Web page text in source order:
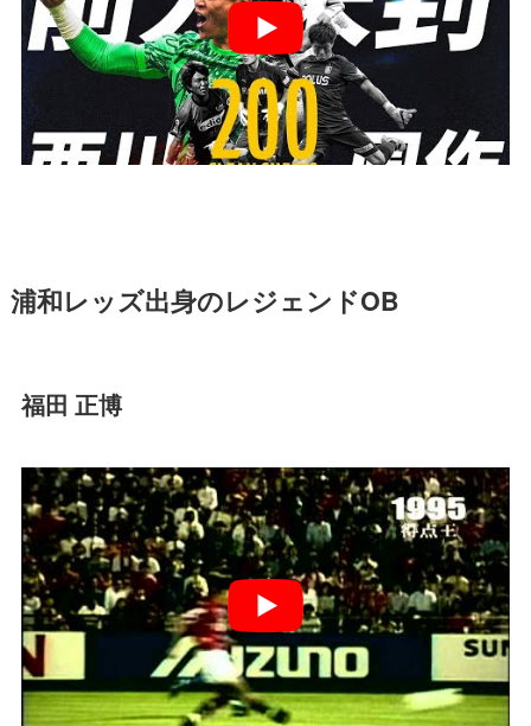
浦和レッズ出身のレジェンドOB
福田 正博